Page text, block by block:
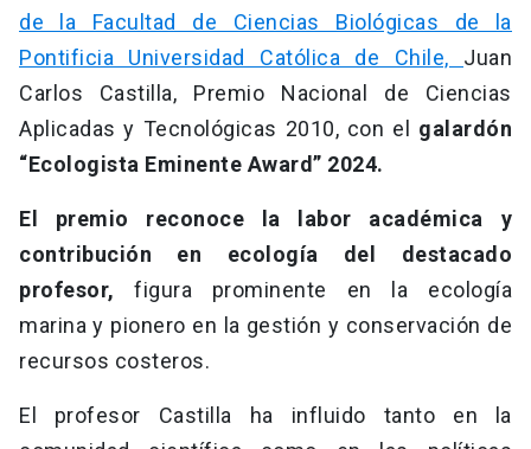
de la Facultad de Ciencias Biológicas de la
Pontificia Universidad Católica de Chile, Juan
Carlos Castilla, Premio Nacional de Ciencias
Aplicadas y Tecnológicas 2010, con el galardón
“Ecologista Eminente Award” 2024.
El premio reconoce la labor académica y
contribución en ecología del destacado
profesor, figura prominente en la ecología
marina y pionero en la gestión y conservación de
recursos costeros.
El profesor Castilla ha influido tanto en la